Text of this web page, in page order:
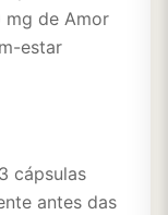
mg de Amor
estar
cápsulas
antes das